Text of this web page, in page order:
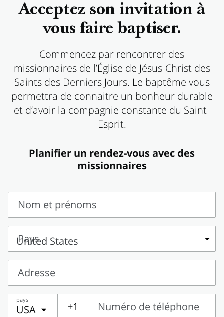
Acceptez son invitation à
vous faire baptiser.
Commencez par rencontrer des
missionnaires de l’Église de Jésus-Christ des
Saints des Derniers Jours. Le baptême vous
permettra de connaitre un bonheur durable
et d’avoir la compagnie constante du Saint-
Esprit.
Planifier un rendez-vous avec des
missionnaires
Nom et prénoms
Nom
prénoms
Pays
Pays
Adresse
Adresse
pays
USA +1
Numéro de téléphone